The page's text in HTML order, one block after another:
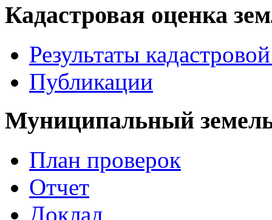
Кадастровая оценка
Результаты
Публикации
Муниципальный
План проверок
Отчет
Доклад